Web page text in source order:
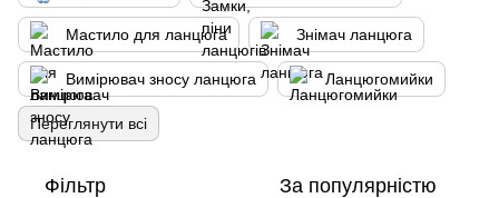
Мастило для ланцюга Знімач ланцюга
Вимірювач зносу ланцюга Ланцюгомийки
Переглянути всі
Фільтр За популярністю